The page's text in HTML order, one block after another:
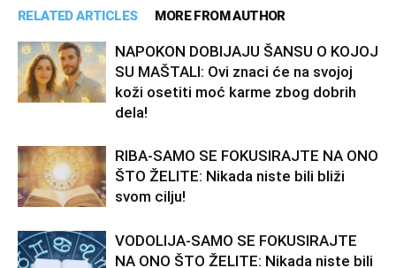
RELATED ARTICLES MORE FROM AUTHOR
NAPOKON DOBIJAJU ŠANSU O KOJOJ
SU MAŠTALI: Ovi znaci će na svojoj
koži osetiti moć karme zbog dobrih
dela!
RIBA-SAMO SE FOKUSIRAJTE NA ONO
ŠTO ŽELITE: Nikada niste bili bliži
svom cilju!
VODOLIJA-SAMO SE FOKUSIRAJTE
NA ONO ŠTO ŽELITE: Nikada niste bili